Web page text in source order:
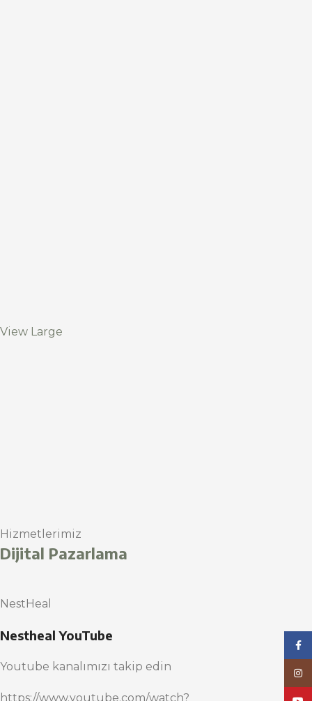
View Large
Hizmetlerimiz
Dijital Pazarlama
NestHeal
Nestheal YouTube
Youtube kanalımızı takip edin
https://www.youtube.com/watch?